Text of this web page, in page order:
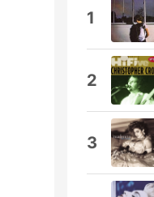
1
2
3